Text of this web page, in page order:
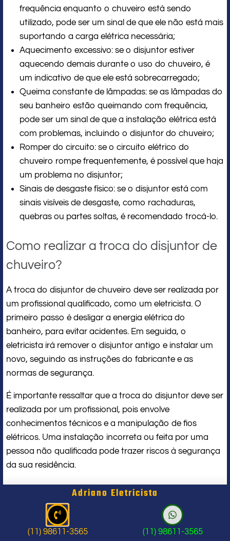
frequência enquanto o chuveiro está sendo
utilizado, pode ser um sinal de que ele não está mais
suportando a carga elétrica necessária;
Aquecimento excessivo: se o disjuntor estiver
aquecendo demais durante o uso do chuveiro, é
um indicativo de que ele está sobrecarregado;
Queima constante de lâmpadas: se as lâmpadas do
seu banheiro estão queimando com frequência,
pode ser um sinal de que a instalação elétrica está
com problemas, incluindo o disjuntor do chuveiro;
Romper do circuito: se o circuito elétrico do
chuveiro rompe frequentemente, é possível que haja
um problema no disjuntor;
Sinais de desgaste físico: se o disjuntor está com
sinais visíveis de desgaste, como rachaduras,
quebras ou partes soltas, é recomendado trocá-lo.
Como realizar a troca do disjuntor de
chuveiro?
A troca do disjuntor de chuveiro deve ser realizada por
um profissional qualificado, como um eletricista. O
primeiro passo é desligar a energia elétrica do
banheiro, para evitar acidentes. Em seguida, o
eletricista irá remover o disjuntor antigo e instalar um
novo, seguindo as instruções do fabricante e as
normas de segurança.
É importante ressaltar que a troca do disjuntor deve ser
realizada por um profissional, pois envolve
conhecimentos técnicos e a manipulação de fios
elétricos. Uma instalação incorreta ou feita por uma
pessoa não qualificada pode trazer riscos à segurança
da sua residência.
Quanto custa a troca do disjuntor de
chuveiro na zona oeste de São Paulo?
O preço da troca do disjuntor de chuveiro pode variar
Adriano Eletricista
(11) 98611-3565 (11) 98611-3565